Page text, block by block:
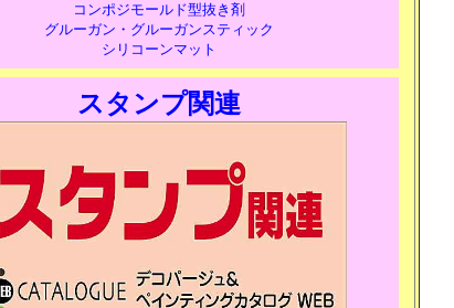
コンポジモールド型抜き剤
グルーガン・グルーガンスティック
シリコーンマット
スタンプ関連